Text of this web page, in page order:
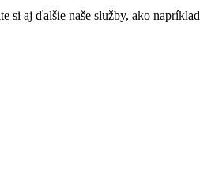
si aj ďalšie naše služby, ako napríklad